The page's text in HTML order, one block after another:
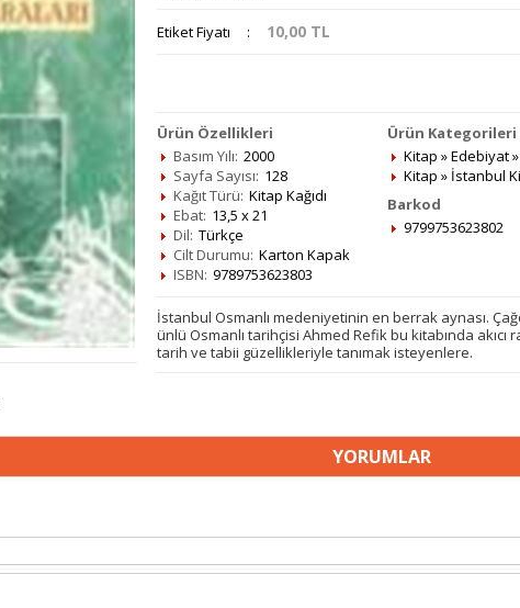
Etiket Fiyatı : 10,00 TL
Ürün Özellikleri
Basım Yılı: 2000
Sayfa Sayısı: 128
Kağıt Türü: Kitap Kağıdı
Ebat: 13,5 x 21
Dil: Türkçe
Cilt Durumu: Karton Kapak
ISBN: 9789753623803
Ürün Kategorileri
Kitap »Edebiyat»
Kitap » İstanbul
Barkod
9799753623802
İstanbul Osmanlı medeniyetinin en berrak aynası.
ünlü Osmanlı tarihçisi Ahmed Refik bu kitabında
tarih ve tabii güzellikleriyle tanımak isteyenlere.
YORUMLAR